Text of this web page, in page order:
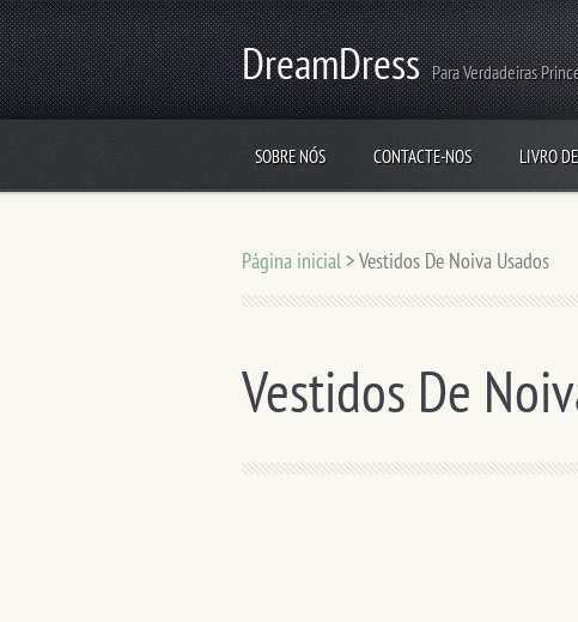
DreamDress Para Verdadeiras
SOBRE NÓS CONTACTE-NOS LIVRO
Página inicial >Vestidos De Noiva Usados
Vestidos De